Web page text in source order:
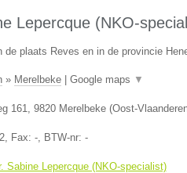
Lepercque (NKO-
de plaats Reves en in de provincie
» Merelbeke| Google maps ▼
161, 9820 Merelbeke(Oost-
, Fax: -, BTW-nr: -
Sabine Lepercque (NKO-specialist)